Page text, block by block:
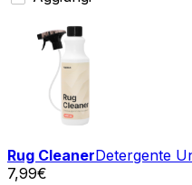
Rug CleanerDetergente
7,99€